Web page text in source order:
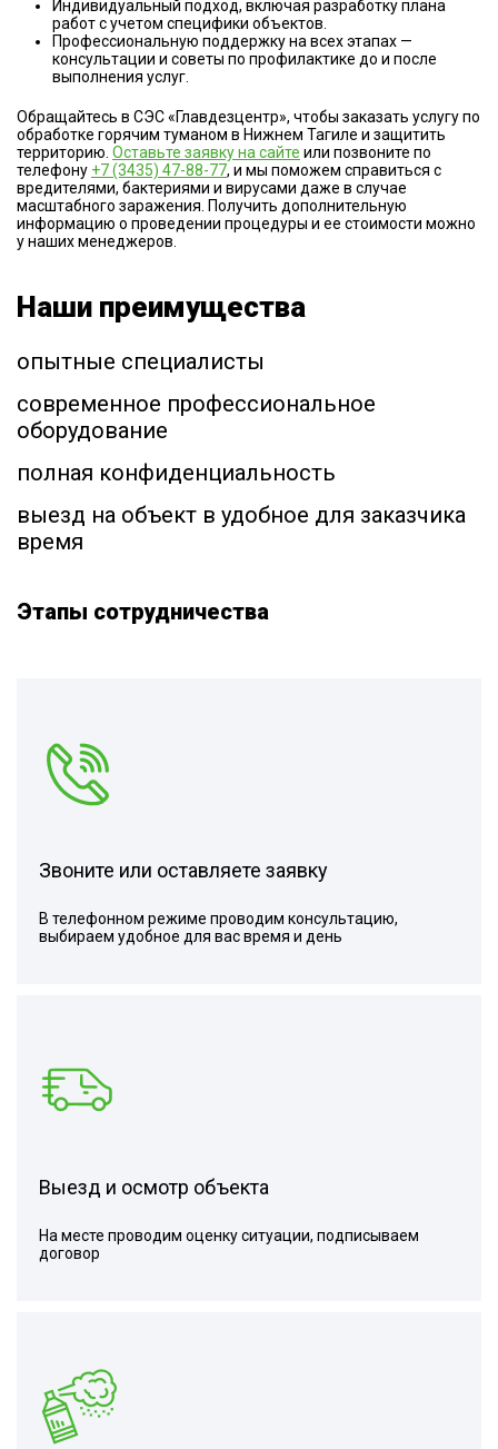
Индивидуальный подход, включая разработку плана
работ с учетом специфики объектов.
Профессиональную поддержку на всех этапах —
консультации и советы по профилактике до и после
выполнения услуг.
Обращайтесь в СЭС «Главдезцентр», чтобы заказать услугу по
обработке горячим туманом в Нижнем Тагиле и защитить
территорию. Оставьте заявку на сайте или позвоните по
телефону +7 (3435) 47-88-77, и мы поможем справиться с
вредителями, бактериями и вирусами даже в случае
масштабного заражения. Получить дополнительную
информацию о проведении процедуры и ее стоимости можно
у наших менеджеров.
Наши преимущества
опытные специалисты
современное профессиональное
оборудование
полная конфиденциальность
выезд на объект в удобное для заказчика
время
Этапы сотрудничества
Звоните или оставляете заявку
В телефонном режиме проводим консультацию,
выбираем удобное для вас время и день
Выезд и осмотр объекта
На месте проводим оценку ситуации, подписываем
договор